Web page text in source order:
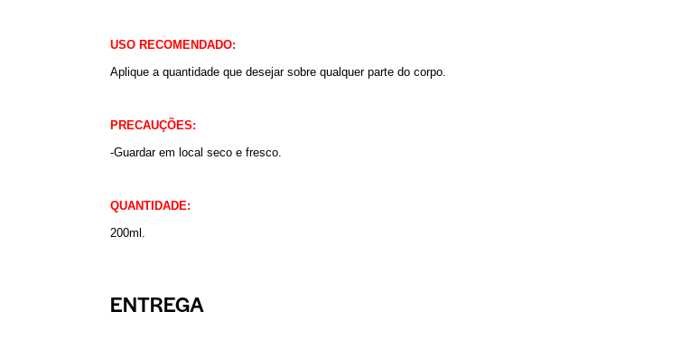
USO RECOMENDADO:
Aplique a quantidade que desejar sobre qualquer parte do corpo.
PRECAUÇÕES:
-Guardar em local seco e fresco.
QUANTIDADE:
200ml.
ENTREGA